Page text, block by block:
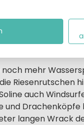
wohl einen
bestaunt und
Sandstrand.
Spiel- und
noch mehr
Riesenrutschen
auch
und
langen Wrack